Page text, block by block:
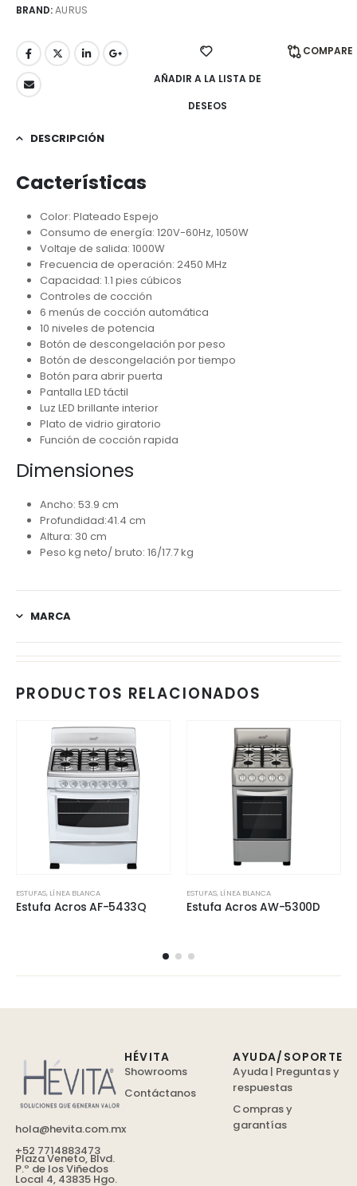
BRAND:AURUS
AÑADIR A LA LISTA DE
DESEOS
COMPARE
DESCRIPCIÓN
Cacterísticas
Color: Plateado Espejo
Consumo de energía: 120V-60Hz, 1050W
Voltaje de salida: 1000W
Frecuencia de operación: 2450 MHz
Capacidad: 1.1 pies cúbicos
Controles de cocción
6 menús de cocción automática
10 niveles de potencia
Botón de descongelación por peso
Botón de descongelación por tiempo
Botón para abrir puerta
Pantalla LED táctil ​
Luz LED ​brillante interior
Plato de vidrio giratorio
Función de cocción rapida
Dimensiones
Ancho: 53.9 cm
Profundidad:41.4 cm
Altura: 30 cm
Peso kg neto/ bruto: 16/17.7 kg
MARCA
PRODUCTOS RELACIONADOS
ESTUFAS, LÍNEA BLANCA
Estufa Acros AF-5433Q
ESTUFAS, LÍNEA BLANCA
Estufa Acros AW-5300D
hola@hevita.com.mx
+52 7714883473
Plaza Veneto, Blvd.
P.º de los Viñedos
Local 4, 43835 Hgo.
HÉVITA
Showrooms
Contáctanos
AYUDA/SOPORTE
Ayuda | Preguntas y
respuestas
Compras y
garantías